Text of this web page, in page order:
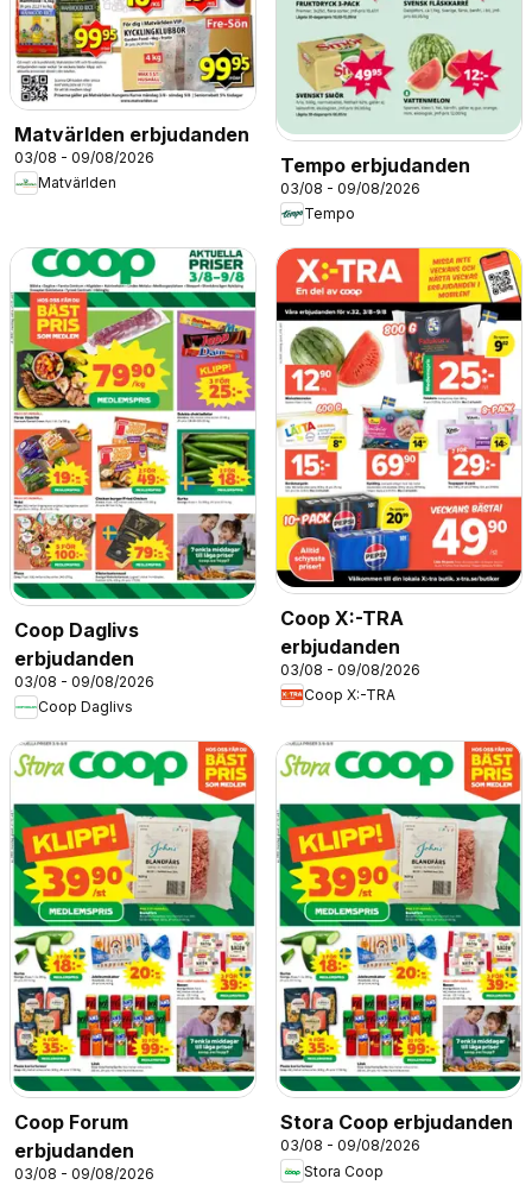
Matvärlden erbjudanden
03/08 - 09/08/2026
Matvärlden
Tempo erbjudanden
03/08 - 09/08/2026
Tempo
Coop Daglivs
erbjudanden
03/08 - 09/08/2026
Coop Daglivs
Coop X:-TRA
erbjudanden
03/08 - 09/08/2026
Coop X:-TRA
Coop Forum
erbjudanden
03/08 - 09/08/2026
Stora Coop erbjudanden
03/08 - 09/08/2026
Stora Coop